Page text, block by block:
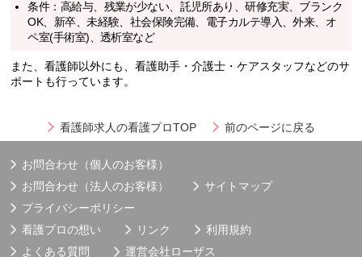
条件：高給与、残業が少ない、託児所あり、研修充実、ブランク
OK、新卒、未経験、社会保険完備、電子カルテ導入、外来、オ
ペ室(手術室)、透析室など
また、看護師以外にも、看護助手・介護士・ケアスタッフなどのサ
ポートも行っています。
看護師求人の看護プロTOP 前のページに戻る
お問合わせ（個人のお客様）
お問合わせ（法人のお客様）
サイトマップ
プライバシーポリシー
看護プロの想い
リンク
利用規約
よくある質問
運営会社ローザス